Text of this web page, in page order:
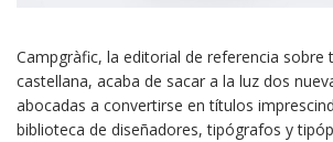
Campgràfic, la editorial de referencia sobre
castellana, acaba de sacar a la luz dos
abocadas a convertirse en títulos
biblioteca de diseñadores, tipógrafos y